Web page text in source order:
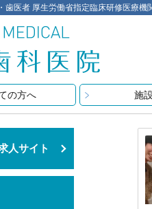
歯医者 厚生労働省指定臨床研修医療機
の方へ 施
人サイト